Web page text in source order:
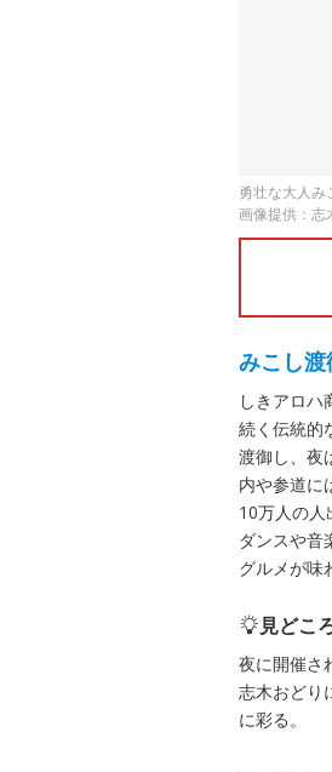
勇壮な大人み
画像提供：志
みこし
しきアロハ
続く伝統的
渡御し、夜
内や参道に
10万人の人
ダンスや音
グルメが味
見どこ
夜に開催さ
志木おどり
に彩る。